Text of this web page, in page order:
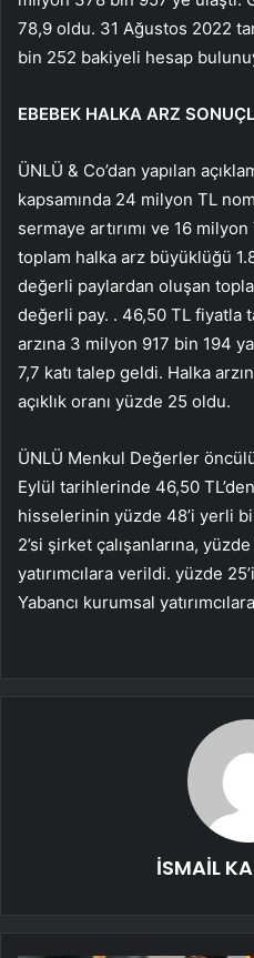
78,9 oldu. 31 Ağustos 2022
bin 252 bakiyeli hesap
EBEBEK HALKA ARZ
ÜNLÜ & Co’dan yapılan
kapsamında 24 milyon TL
sermaye artırımı ve 16
toplam halka arz büyüklüğü
değerli paylardan oluşan
değerli pay. . 46,50 TL fiyatla
arzına 3 milyon 917 bin 194
7,7 katı talep geldi. Halka
açıklık oranı yüzde 25 oldu.
ÜNLÜ Menkul Değerler
Eylül tarihlerinde 46,50
hisselerinin yüzde 48’i yerli
2’si şirket çalışanlarına,
yatırımcılara verildi. yüzde
Yabancı kurumsal
İSMAİL